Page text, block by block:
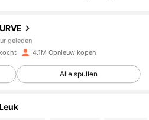
geleden
4.1M Opnieuw kopen
Alle spullen